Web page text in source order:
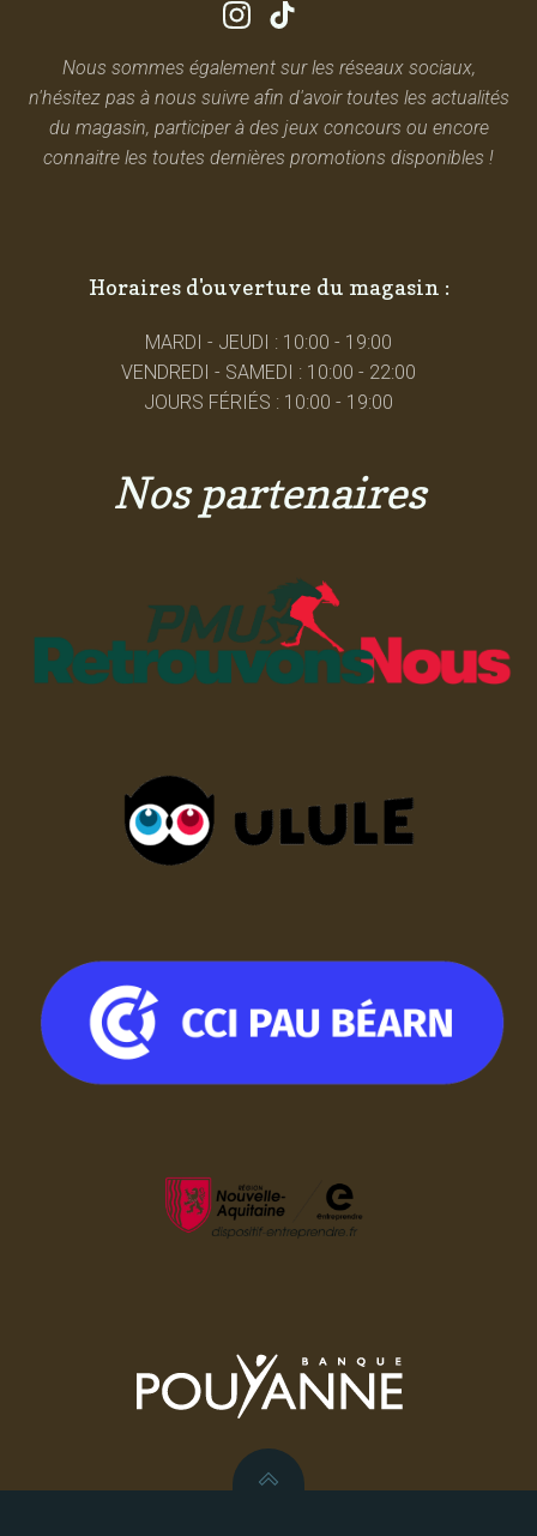
Nous sommes également sur les réseaux sociaux,
n'hésitez pas à nous suivre afin d'avoir toutes les actualités
du magasin, participer à des jeux concours ou encore
connaitre les toutes dernières promotions disponibles !
Horaires d'ouverture du magasin :
MARDI - JEUDI : 10:00 - 19:00
VENDREDI - SAMEDI : 10:00 - 22:00
JOURS FÉRIÉS : 10:00 - 19:00
Nos partenaires